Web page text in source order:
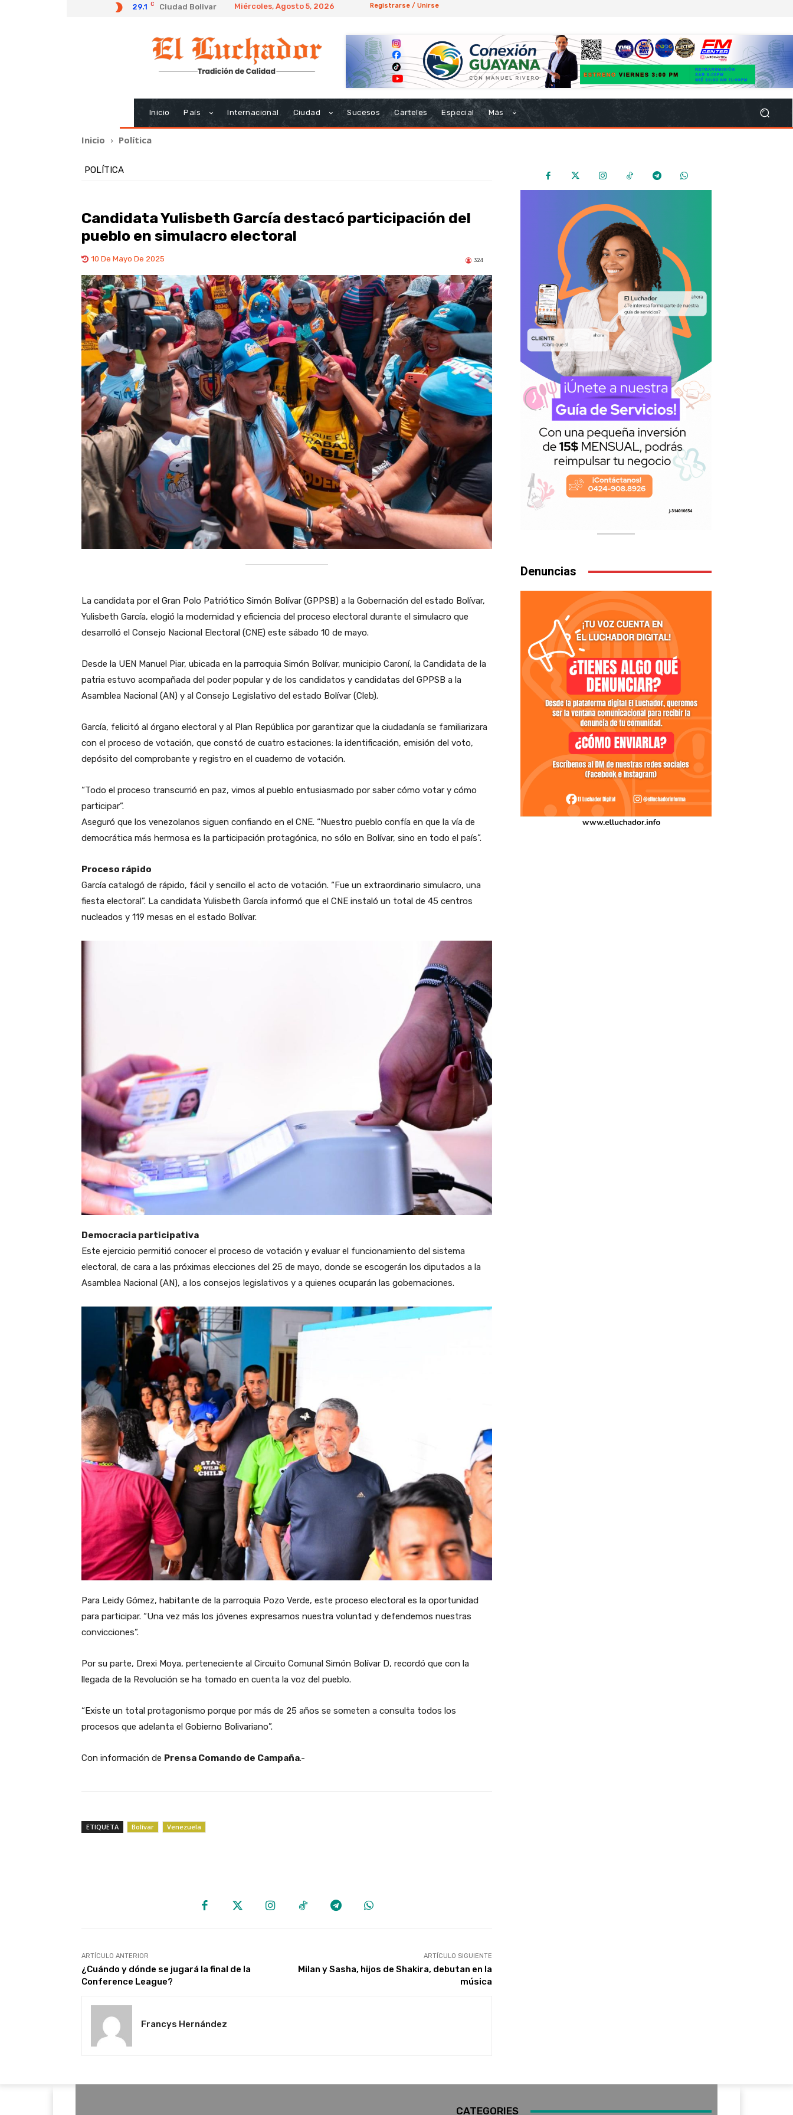
29.1 C Ciudad Bolivar Miércoles, Agosto 5, 2026 Registrarse / Unirse
Inicio País Internacional Ciudad Sucesos Carteles Especial Más
Inicio Política
POLÍTICA
Candidata Yulisbeth García destacó participación del
pueblo en simulacro electoral
10 De Mayo De 2025 324
La candidata por el Gran Polo Patriótico Simón Bolívar (GPPSB) a la Gobernación del estado Bolívar,
Yulisbeth García, elogió la modernidad y eficiencia del proceso electoral durante el simulacro que
desarrolló el Consejo Nacional Electoral (CNE) este sábado 10 de mayo.
Desde la UEN Manuel Piar, ubicada en la parroquia Simón Bolívar, municipio Caroní, la Candidata de la
patria estuvo acompañada del poder popular y de los candidatos y candidatas del GPPSB a la
Asamblea Nacional (AN) y al Consejo Legislativo del estado Bolívar (Cleb).
García, felicitó al órgano electoral y al Plan República por garantizar que la ciudadanía se familiarizara
con el proceso de votación, que constó de cuatro estaciones: la identificación, emisión del voto,
depósito del comprobante y registro en el cuaderno de votación.
“Todo el proceso transcurrió en paz, vimos al pueblo entusiasmado por saber cómo votar y cómo
participar”.
Aseguró que los venezolanos siguen confiando en el CNE. “Nuestro pueblo confía en que la vía de
democrática más hermosa es la participación protagónica, no sólo en Bolívar, sino en todo el país”.
Proceso rápido
García catalogó de rápido, fácil y sencillo el acto de votación. “Fue un extraordinario simulacro, una
fiesta electoral”. La candidata Yulisbeth García informó que el CNE instaló un total de 45 centros
nucleados y 119 mesas en el estado Bolívar.
Democracia participativa
Este ejercicio permitió conocer el proceso de votación y evaluar el funcionamiento del sistema
electoral, de cara a las próximas elecciones del 25 de mayo, donde se escogerán los diputados a la
Asamblea Nacional (AN), a los consejos legislativos y a quienes ocuparán las gobernaciones.
Para Leidy Gómez, habitante de la parroquia Pozo Verde, este proceso electoral es la oportunidad
para participar. “Una vez más los jóvenes expresamos nuestra voluntad y defendemos nuestras
convicciones”.
Por su parte, Drexi Moya, perteneciente al Circuito Comunal Simón Bolívar D, recordó que con la
llegada de la Revolución se ha tomado en cuenta la voz del pueblo.
“Existe un total protagonismo porque por más de 25 años se someten a consulta todos los
procesos que adelanta el Gobierno Bolivariano”.
Con información de Prensa Comando de Campaña.-
ETIQUETA Bolívar Venezuela
ARTÍCULO ANTERIOR
¿Cuándo y dónde se jugará la final de la
Conference League?
ARTÍCULO SIGUIENTE
Milan y Sasha, hijos de Shakira, debutan en la
música
Francys Hernández
Denuncias
CATEGORIES